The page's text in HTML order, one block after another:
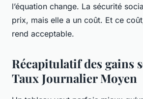
l’équation change. La sécurité
prix, mais elle a un coût. Et ce
rend acceptable.
Récapitulatif des gains
Taux Journalier Moyen